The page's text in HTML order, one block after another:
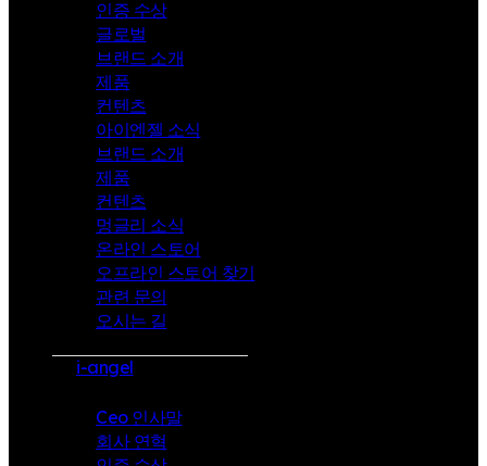
인증 수상
글로벌
브랜드 소개
제품
컨텐츠
아이엔젤 소식
브랜드 소개
제품
컨텐츠
멍글리 소식
온라인 스토어
오프라인 스토어 찾기
관련 문의
오시는 길
i-angel
Ceo 인사말
회사 연혁